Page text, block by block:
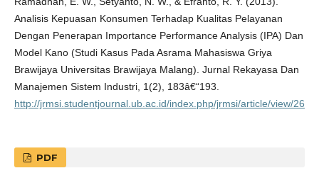
Analisis Kepuasan Konsumen Terhadap Kualitas Pelayanan
Dengan Penerapan Importance Performance Analysis (IPA) Dan
Model Kano (Studi Kasus Pada Asrama Mahasiswa Griya
Brawijaya Universitas Brawijaya Malang). Jurnal Rekayasa Dan
Manajemen Sistem Industri, 1(2), 183â€“193.
http://jrmsi.studentjournal.ub.ac.id/index.php/jrmsi/article/view/26
PDF